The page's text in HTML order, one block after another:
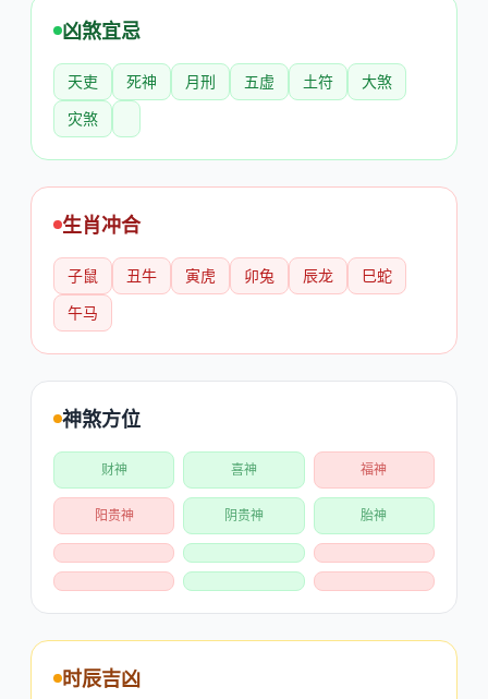
凶煞宜忌
天吏 死神 月刑 五虚 土符
大煞
灾煞
生肖冲合
子鼠 丑牛 寅虎 卯兔 辰龙
巳蛇
午马
神煞方位
财神 喜神 福神
阳贵神 阴贵神 胎神
时辰吉凶